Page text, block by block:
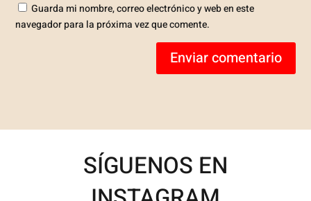
Guarda mi nombre, correo electrónico y web en este
navegador para la próxima vez que comente.
Enviar comentario
SÍGUENOS EN